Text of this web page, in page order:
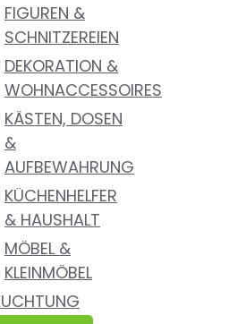
FIGUREN &
SCHNITZEREIEN
DEKORATION &
WOHNACCESSOIRES
KÄSTEN, DOSEN
&
AUFBEWAHRUNG
KÜCHENHELFER
& HAUSHALT
MÖBEL &
KLEINMÖBEL